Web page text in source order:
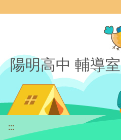
陽明高中 輔導室
:::